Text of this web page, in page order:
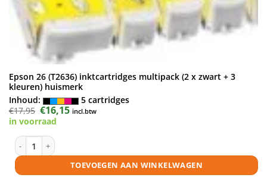
Epson 26 (T2636) inktcartridges multipack (2 x zwart + 3
kleuren) huismerk
Inhoud:
5 cartridges
€17,95 Oorspronkelijke
prijs
was:
€16,15Huidige
prijs
incl.btw
in voorraad
Epson 26 (T2636) inktcartridges multipack (2 x zwart + 3 kleuren)
TOEVOEGEN AAN WINKELWAGEN